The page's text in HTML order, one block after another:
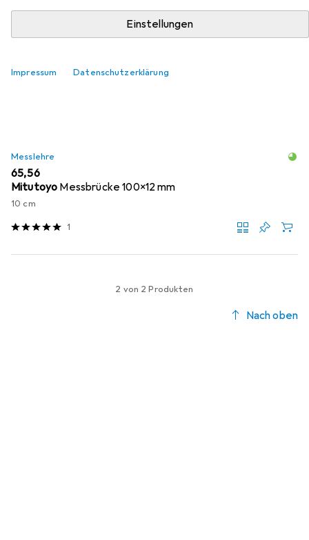
Einstellungen
Impressum Datenschutzerklärung
Messbrücke 75x12 mm
7.50 cm
Messlehre
EUR
65,56
Mitutoyo Messbrücke 100x12 mm
10 cm
1
2 von 2 Produkten
Nach oben